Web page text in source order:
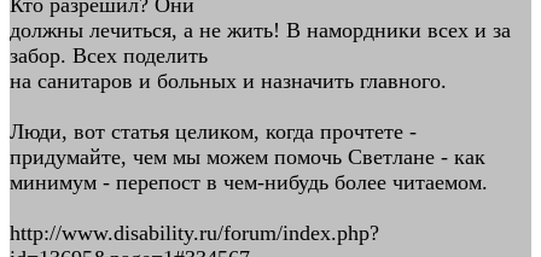
Кто разрешил? Они
должны лечиться, а не жить! В намордники всех и за
забор. Всех поделить
на санитаров и больных и назначить главного.
Люди, вот статья целиком, когда прочтете -
придумайте, чем мы можем помочь Светлане - как
минимум - перепост в чем-нибудь более читаемом.
http://www.disability.ru/forum/index.php?